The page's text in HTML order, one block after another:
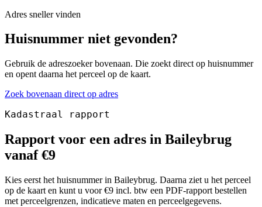
Adres sneller vinden
Huisnummer niet gevonden?
Gebruik de adreszoeker bovenaan. Die zoekt direct op huisnummer
en opent daarna het perceel op de kaart.
Zoek bovenaan direct op adres
Kadastraal rapport
Rapport voor een adres in Baileybrug
vanaf €9
Kies eerst het huisnummer in Baileybrug. Daarna ziet u het perceel
op de kaart en kunt u voor €9 incl. btw een PDF-rapport bestellen
met perceelgrenzen, indicatieve maten en perceelgegevens.